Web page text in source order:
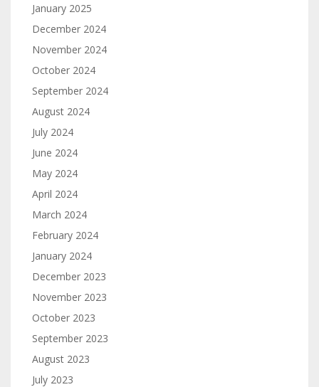
January 2025
December 2024
November 2024
October 2024
September 2024
August 2024
July 2024
June 2024
May 2024
April 2024
March 2024
February 2024
January 2024
December 2023
November 2023
October 2023
September 2023
August 2023
July 2023